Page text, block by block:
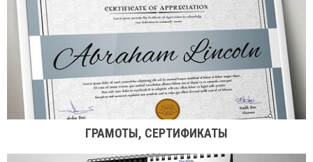
ГРАМОТЫ, СЕРТИФИКАТЫ